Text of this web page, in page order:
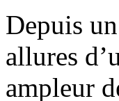
Depuis
allures
ampleur